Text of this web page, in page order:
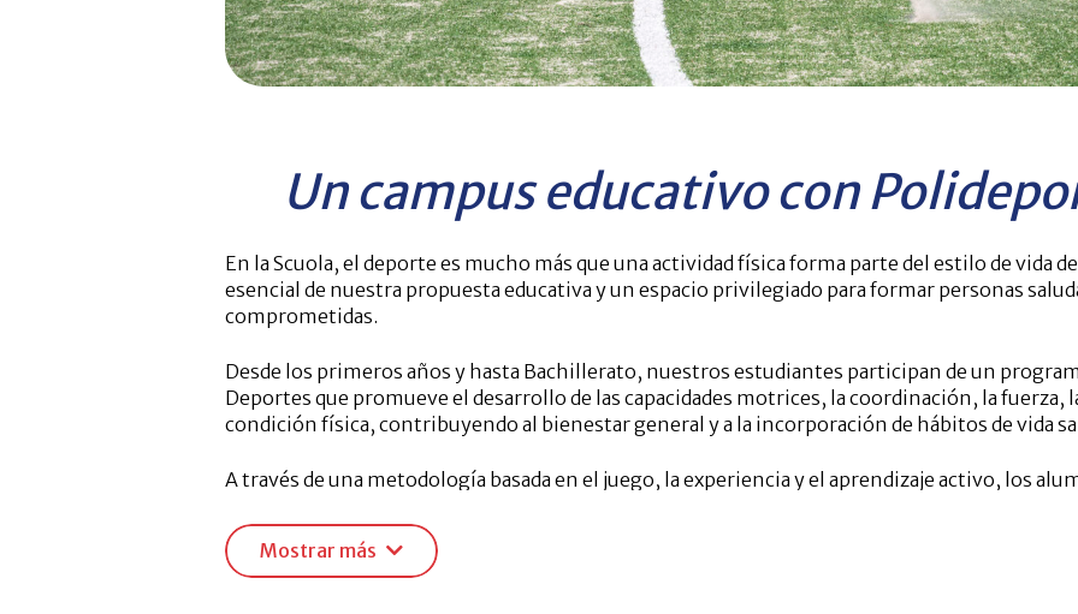
Un campus educativo con
En la Scuola, el deporte es mucho más que una actividad física forma parte del estilo de vida
esencial de nuestra propuesta educativa y un espacio privilegiado para formar personas
comprometidas.
Desde los primeros años y hasta Bachillerato, nuestros estudiantes participan de un
Deportes que promueve el desarrollo de las capacidades motrices, la coordinación, la
condición física, contribuyendo al bienestar general y a la incorporación de hábitos de vida
A través de una metodología basada en el juego, la experiencia y el aprendizaje activo, los
fundamentales para su vida personal y social.
Mostrar más